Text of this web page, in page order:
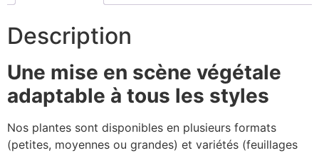
Description
Une mise en scène végétale
adaptable à tous les styles
Nos plantes sont disponibles en plusieurs formats
(petites, moyennes ou grandes) et variétés (feuillages